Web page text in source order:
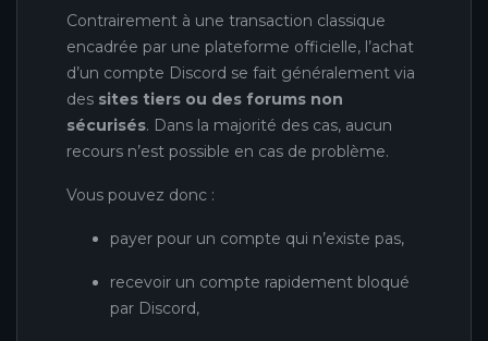
Contrairement à une transaction classique
encadrée par une plateforme officielle, l’achat
d’un compte Discord se fait généralement via
des sites tiers ou des forums non
sécurisés. Dans la majorité des cas, aucun
recours n’est possible en cas de problème.
Vous pouvez donc :
payer pour un compte qui n’existe pas,
recevoir un compte rapidement bloqué
par Discord,